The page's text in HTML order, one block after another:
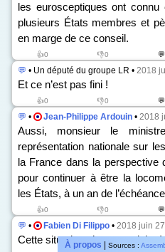
les eurosceptiques ont
plusieurs États membres et
en marge de ce conseil.
👍0 👎0
💬 • Un député du groupe LR • 2018
Et ce n’est pas fini !
👍0 👎0
💬 • Jean-Philippe Ardouin • 2018
Aussi, monsieur le
représentation nationale sur
la France dans la perspective
pour continuer à être la
les États, à un an de
👍0 👎0
💬 • Fabien Di Filippo • 2018 juin 27
Cette situation n’est pas claire !
À propos Sources :